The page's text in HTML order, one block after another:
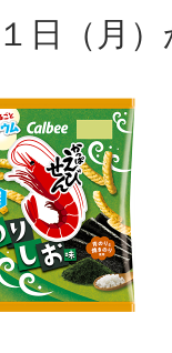
日（月